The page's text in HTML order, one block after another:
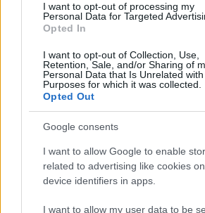
I want to opt-out of processing my
Personal Data for Targeted
Opted In
I want to opt-out of Collection, Use,
Retention, Sale, and/or Sharing of
Personal Data that Is Unrelated
Purposes for which it was collected.
Opted Out
Google consents
I want to allow Google to enable
related to advertising like cookies
device identifiers in apps.
I want to allow my user data to be
műsor nem egyszer a közönség
majd műanyag babákkal imitálta a
sors is közbeszólt: 1971-es turnéján
együttese felszerelésének java része
a Deep PurpleSmoke on The Water
ezután a londoni koncerten súlyos
mert egy rajongója lelökte a színpadról.
egy ideig kerekesszékben ülve
nagy részétől eltérően sem drogot,